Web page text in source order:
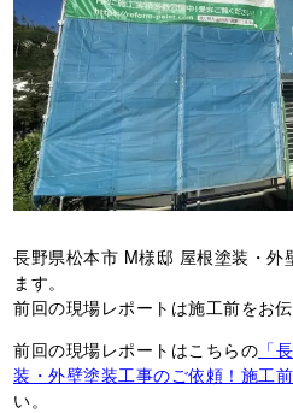
長野県松本市 M様邸 屋根塗装・外
ます。
前回の現場レポートは施工前をお伝
前回の現場レポートはこちらの 「
装・外壁塗装工事のご依頼！施工前
い。